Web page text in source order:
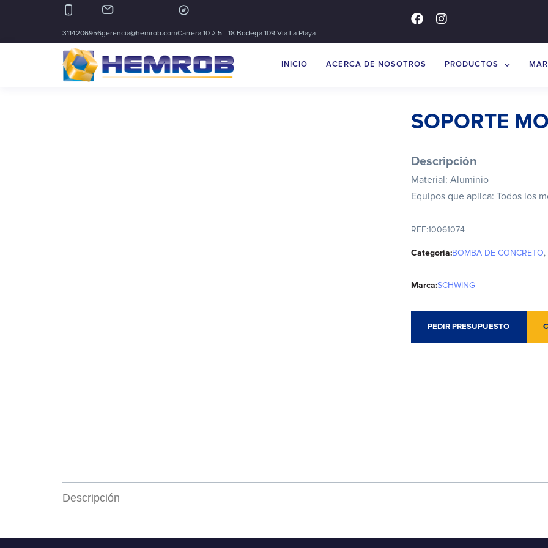
3114206956gerencia@hemrob.comCarrera 10 # 5 - 18 Bodega 109 Via La Playa
INICIO ACERCA DE NOSOTROS PRODUCTOS
SOPORTE
Descripción
Material: Aluminio
Equipos que aplica: Todos los
REF:10061074
Categoría:BOMBA DE CONCRETO,
Marca:SCHWING
PEDIR PRESUPUESTO
Descripción